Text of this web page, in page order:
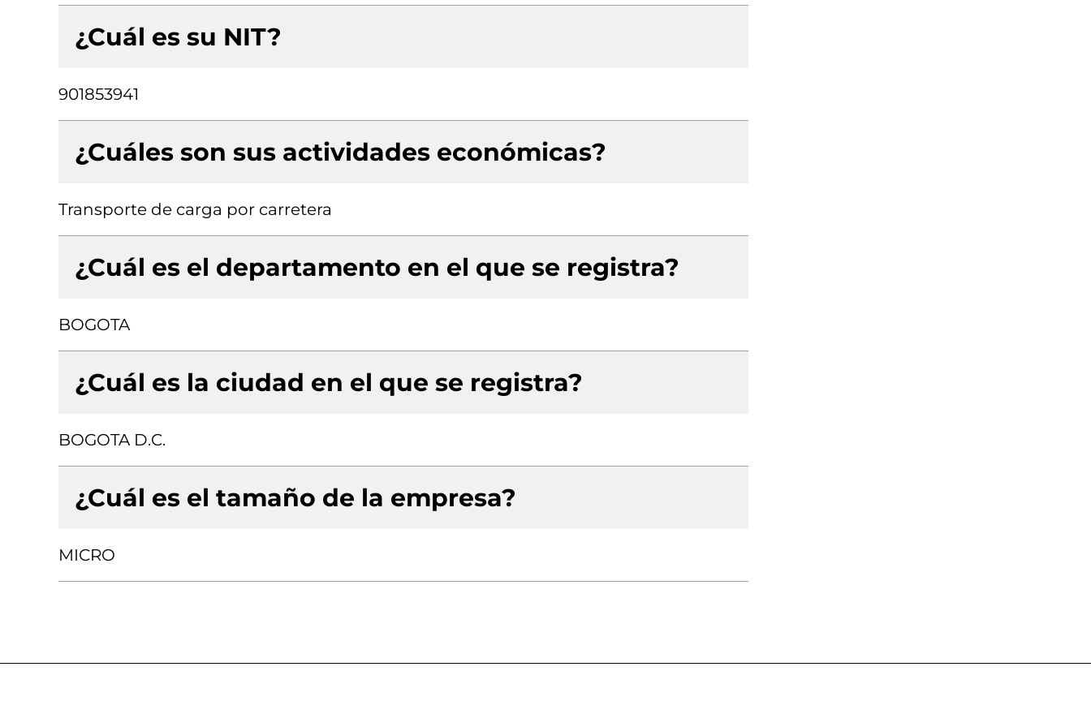
¿Cuál es su NIT?
901853941
¿Cuáles son sus actividades económicas?
Transporte de carga por carretera
¿Cuál es el departamento en el que se registra?
BOGOTA
¿Cuál es la ciudad en el que se registra?
BOGOTA D.C.
¿Cuál es el tamaño de la empresa?
MICRO